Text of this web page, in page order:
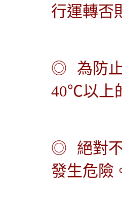
行運轉否
◎
為防
40℃以上
◎
絕對
發生危險